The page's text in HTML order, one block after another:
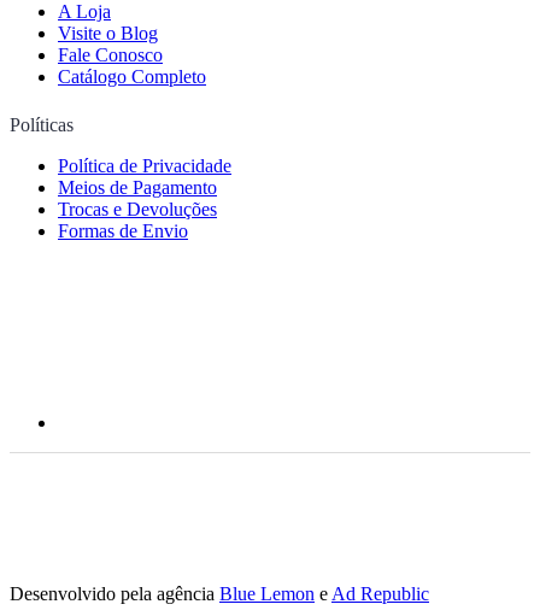
A Loja
Visite o Blog
Fale Conosco
Catálogo Completo
Políticas
Política de Privacidade
Meios de Pagamento
Trocas e Devoluções
Formas de Envio
Desenvolvido pela agência Blue Lemon e Ad Republic